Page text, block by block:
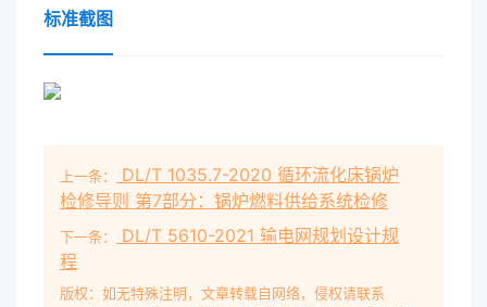
标准截图
上一条：
DL/T 1035.7-2020 循环流化床锅炉
检修导则 第7部分：锅炉燃料供给系统检修
下一条：
DL/T 5610-2021 输电网规划设计规
程
版权：如无特殊注明，文章转载自网络，侵权请联系